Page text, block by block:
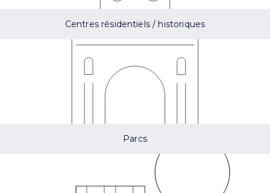
Centres résidentiels / historiques
Parcs